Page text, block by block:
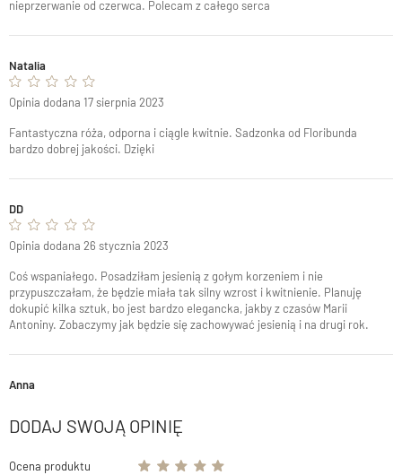
nieprzerwanie od czerwca. Polecam z całego serca
Natalia
Fantastyczna róża, odporna i ciągle kwitnie. Sadzonka od Floribunda
bardzo dobrej jakości. Dzięki
DD
Opinia dodana 17 sierpnia 2023
Coś wspaniałego. Posadziłam jesienią z gołym korzeniem i nie
przypuszczałam, że będzie miała tak silny wzrost i kwitnienie. Planuję
dokupić kilka sztuk, bo jest bardzo elegancka, jakby z czasów Marii
Antoniny. Zobaczymy jak będzie się zachowywać jesienią i na drugi rok.
Anna
Opinia dodana 26 stycznia 2023
DODAJ SWOJĄ OPINIĘ
Ocena produktu